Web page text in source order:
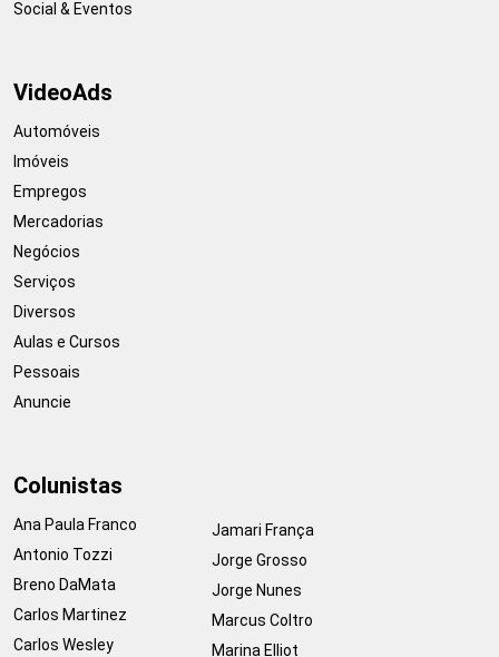
Social & Eventos
VideoAds
Automóveis
Imóveis
Empregos
Mercadorias
Negócios
Serviços
Diversos
Aulas e Cursos
Pessoais
Anuncie
Colunistas
Ana Paula Franco
Antonio Tozzi
Breno DaMata
Carlos Martinez
Carlos Wesley
Jamari França
Jorge Grosso
Jorge Nunes
Marcus Coltro
Marina Elliot